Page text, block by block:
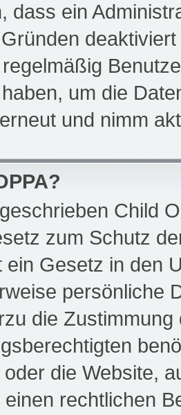
dass ein
um die
und nimm
Child
zum Schutz
ein Gesetz in den
persönliche
die
die Website,
rechtlichen